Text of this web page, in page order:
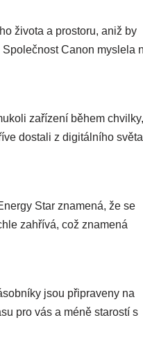
života a prostoru, aniž by
Canon myslela
zařízení během chvilky,
dostali z digitálního světa
Star znamená, že se
zahřívá, což znamená
jsou připraveny na
pro vás a méně starostí s